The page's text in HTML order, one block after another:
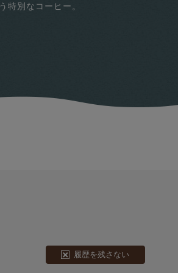
う特別なコーヒー。
履歴を残さない